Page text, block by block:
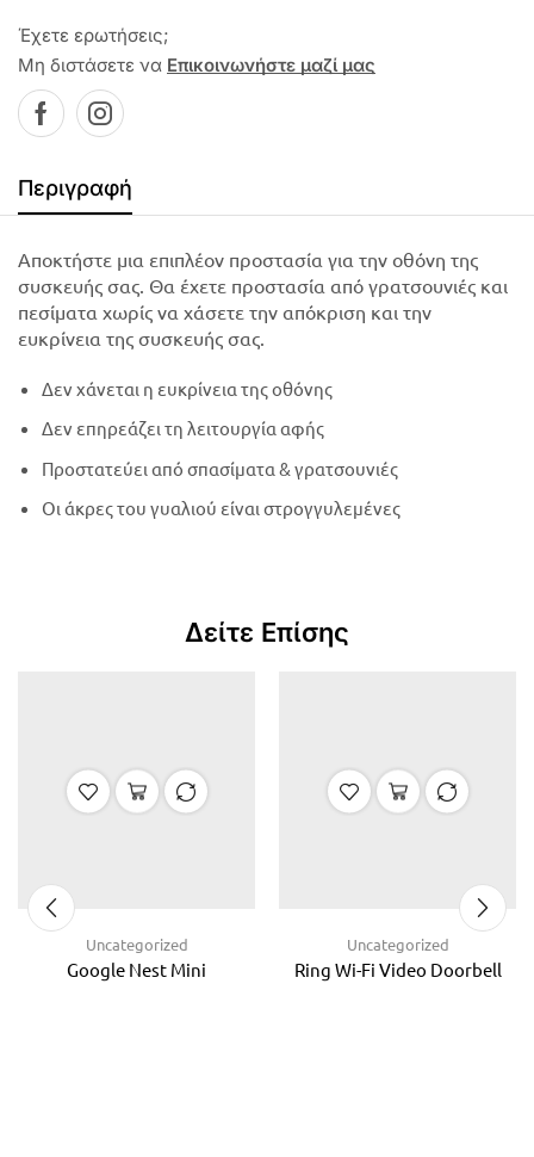
Έχετε ερωτήσεις;
Μη διστάσετε να Επικοινωνήστε μαζί μας
Περιγραφή
Αποκτήστε μια επιπλέον προστασία για την οθόνη της
συσκευής σας. Θα έχετε προστασία από γρατσουνιές και
πεσίματα χωρίς να χάσετε την απόκριση και την
ευκρίνεια της συσκευής σας.
Δεν χάνεται η ευκρίνεια της οθόνης
Δεν επηρεάζει τη λειτουργία αφής
Προστατεύει από σπασίματα & γρατσουνιές
Οι άκρες του γυαλιού είναι στρογγυλεμένες
Δείτε Επίσης
Uncategorized
Google Nest Mini
Uncategorized
Ring Wi-Fi Video Doorbell